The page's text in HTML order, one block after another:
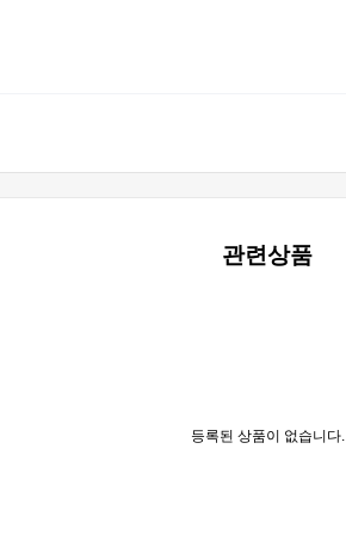
관련상품
등록된 상품이 없습니다.